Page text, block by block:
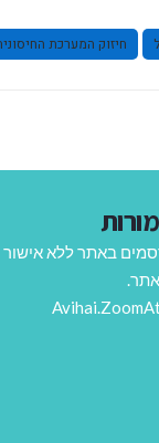
חיזוק המערכת
באתר ללא אישור